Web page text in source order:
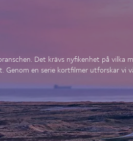
Det krävs nyfikenhet på
Genom en serie kortfilmer utforskar